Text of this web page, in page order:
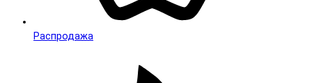
Распродажа